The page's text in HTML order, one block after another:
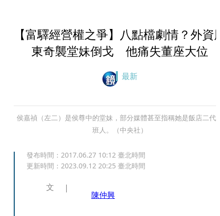
【富驛經營權之爭】八點檔劇情？外資
東奇襲堂妹倒戈 他痛失董座大位
最新
侯嘉禎（左二）是侯尊中的堂妹，部分媒體甚至指稱她是飯店二代
班人。（中央社）
發布時間： 2017.06.27 10:12 臺北時間
更新時間： 2023.09.12 20:25 臺北時間
文
陳仲興